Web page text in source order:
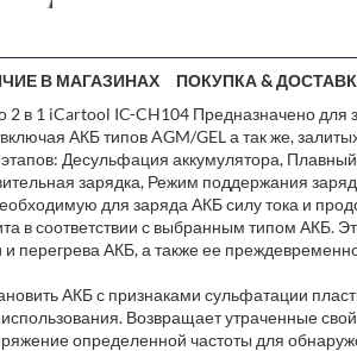
В МАГАЗИНАХ
ПОКУПКА &
2 в 1 iCartool IC-CH104 Предназначено для
АКБ типов AGM/GEL а так же,
Десульфация аккумулятора,
зарядка, Режим поддержания
для заряда АКБ силу тока и
в соответствии с выбранным типом АКБ.
перегрева АКБ, а также ее
АКБ с признаками сульфатации
Возвращает утраченные
определенной частоты для